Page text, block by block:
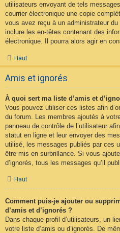
utilisateurs envoyant de tels
courrier électronique une copie
vous avez reçu à un administrateur
inclure les en-têtes contenant des
électronique. Il pourra alors agir en
Haut
Amis et ignorés
À quoi sert ma liste d’amis et
Vous pouvez utiliser ces listes afin
du forum. Les membres ajoutés à
panneau de contrôle de l’utilisateur
statut en ligne et leur envoyer des
utilisé, les messages publiés par ces
être mis en surbrillance. Si vous
d’ignorés, tous les messages qu’il
Haut
Comment puis-je ajouter ou
d’amis et d’ignorés ?
Dans chaque profil d’utilisateurs, un
votre liste d’amis ou d’ignorés. De